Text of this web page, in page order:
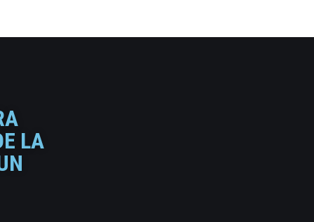
LA